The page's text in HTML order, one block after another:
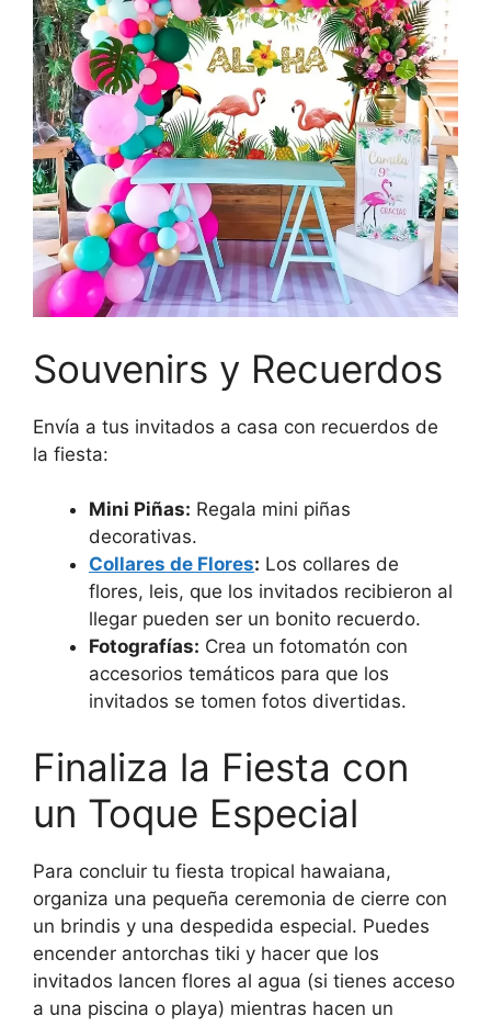
Souvenirs y Recuerdos
Envía a tus invitados a casa con recuerdos de
la fiesta:
Mini Piñas: Regala mini piñas
decorativas.
Collares de Flores: Los collares de
flores, leis, que los invitados recibieron al
llegar pueden ser un bonito recuerdo.
Fotografías: Crea un fotomatón con
accesorios temáticos para que los
invitados se tomen fotos divertidas.
Finaliza la Fiesta con
un Toque Especial
Para concluir tu fiesta tropical hawaiana,
organiza una pequeña ceremonia de cierre con
un brindis y una despedida especial. Puedes
encender antorchas tiki y hacer que los
invitados lancen flores al agua (si tienes acceso
a una piscina o playa) mientras hacen un